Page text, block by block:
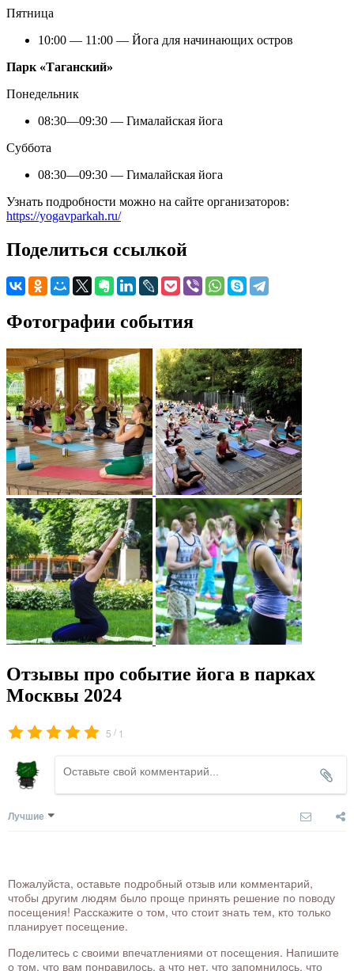
Пятница
10:00 — 11:00 — Йога для начинающих остров
Парк «Таганский»
Понедельник
08:30—09:30 — Гималайская йога
Суббота
08:30—09:30 — Гималайская йога
Узнать подробности можно на сайте организаторов:
https://yogavparkah.ru/
Поделиться ссылкой
Фотографии события
Отзывы про событие йога в парках
Москвы 2024
5 / 1
Лучшие
Пожалуйста, оставьте подробный отзыв или комментарий,
чтобы другим людям было проще принять решение по поводу
посещения! Расскажите о том, что стоит знать тем, кто только
планирует посещение.
Поделитесь с своими впечатлениями от посещения. Напишите
о том, что вам понравилось, а что нет, что запомнилось, что